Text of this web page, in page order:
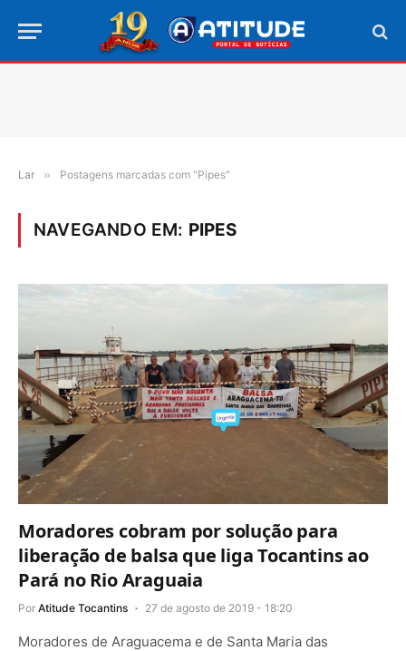
Lar » Postagens marcadas com "Pipes"
NAVEGANDO EM: PIPES
Moradores cobram por solução para
liberação de balsa que liga Tocantins ao
Pará no Rio Araguaia
Por Atitude Tocantins 27 de agosto de 2019 - 18:20
Moradores de Araguacema e de Santa Maria das